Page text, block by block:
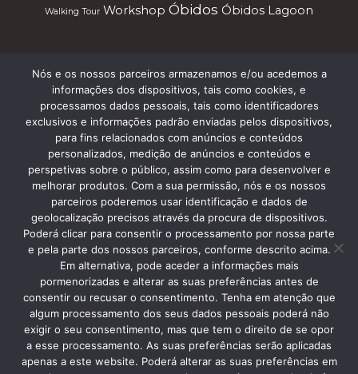
Walking Tour Workshop Óbidos Óbidos Lagoon
Subscreve a nossa Newsletter
Termos e Condições
Copyright © 2013 Silver Coast Travelling Tours. • Caldas da
Rainha • RNAAT 06/2015 • Tlmv: +351 96 148 1448
Nós e os nossos parceiros armazenamos e/ou acedemos a
informações dos dispositivos, tais como cookies, e
processamos dados pessoais, tais como identificadores
exclusivos e informações padrão enviadas pelos dispositivos,
para fins relacionados com anúncios e conteúdos
personalizados, medição de anúncios e conteúdos e
perspetivas sobre o público, assim como para desenvolver e
melhorar produtos. Com a sua permissão, nós e os nossos
parceiros poderemos usar identificação e dados de
geolocalização precisos através da procura de dispositivos.
Poderá clicar para consentir o processamento por nossa parte
e pela parte dos nossos parceiros, conforme descrito acima.
Em alternativa, pode aceder a informações mais
pormenorizadas e alterar as suas preferências antes de
consentir ou recusar o consentimento. Tenha em atenção que
algum processamento dos seus dados pessoais poderá não
exigir o seu consentimento, mas que tem o direito de se opor
a esse processamento. As suas preferências serão aplicadas
apenas a este website. Poderá alterar as suas preferências em